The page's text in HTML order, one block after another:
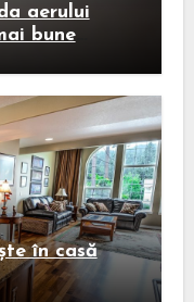
aerului
bune
în casă